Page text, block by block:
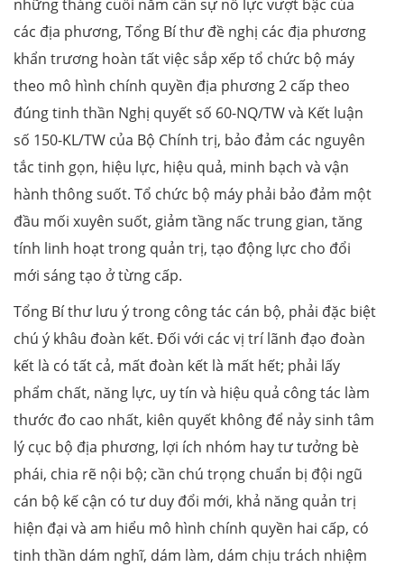
những tháng cuối năm cần sự nỗ lực vượt bậc của
các địa phương, Tổng Bí thư đề nghị các địa phương
khẩn trương hoàn tất việc sắp xếp tổ chức bộ máy
theo mô hình chính quyền địa phương 2 cấp theo
đúng tinh thần Nghị quyết số 60-NQ/TW và Kết luận
số 150-KL/TW của Bộ Chính trị, bảo đảm các nguyên
tắc tinh gọn, hiệu lực, hiệu quả, minh bạch và vận
hành thông suốt. Tổ chức bộ máy phải bảo đảm một
đầu mối xuyên suốt, giảm tầng nấc trung gian, tăng
tính linh hoạt trong quản trị, tạo động lực cho đổi
mới sáng tạo ở từng cấp.
Tổng Bí thư lưu ý trong công tác cán bộ, phải đặc biệt
chú ý khâu đoàn kết. Đối với các vị trí lãnh đạo đoàn
kết là có tất cả, mất đoàn kết là mất hết; phải lấy
phẩm chất, năng lực, uy tín và hiệu quả công tác làm
thước đo cao nhất, kiên quyết không để nảy sinh tâm
lý cục bộ địa phương, lợi ích nhóm hay tư tưởng bè
phái, chia rẽ nội bộ; cần chú trọng chuẩn bị đội ngũ
cán bộ kế cận có tư duy đổi mới, khả năng quản trị
hiện đại và am hiểu mô hình chính quyền hai cấp, có
tinh thần dám nghĩ, dám làm, dám chịu trách nhiệm